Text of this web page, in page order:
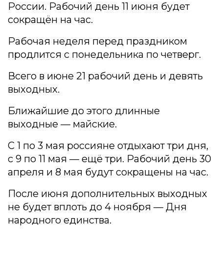
России. Рабочий день 11 июня будет
сокращён на час.
Рабочая неделя перед праздником
продлится с понедельника по четверг.
Всего в июне 21 рабочий день и девять
выходных.
Ближайшие до этого длинные
выходные — майские.
С 1 по 3 мая россияне отдыхают три дня,
с 9 по 11 мая — ещё три. Рабочий день 30
апреля и 8 мая будут сокращены на час.
После июня дополнительных выходных
не будет вплоть до 4 ноября — Дня
народного единства.